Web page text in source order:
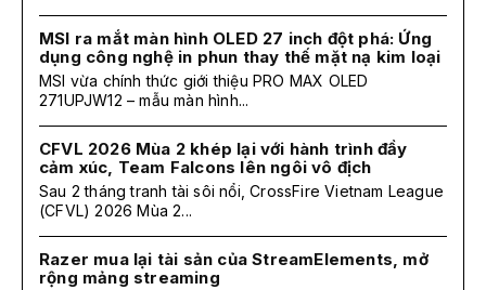
MSI ra mắt màn hình OLED 27 inch đột phá: Ứng
dụng công nghệ in phun thay thế mặt nạ kim loại
MSI vừa chính thức giới thiệu PRO MAX OLED
271UPJW12 – mẫu màn hình...
CFVL 2026 Mùa 2 khép lại với hành trình đầy
cảm xúc, Team Falcons lên ngôi vô địch
Sau 2 tháng tranh tài sôi nổi, CrossFire Vietnam League
(CFVL) 2026 Mùa 2...
Razer mua lại tài sản của StreamElements, mở
rộng mảng streaming